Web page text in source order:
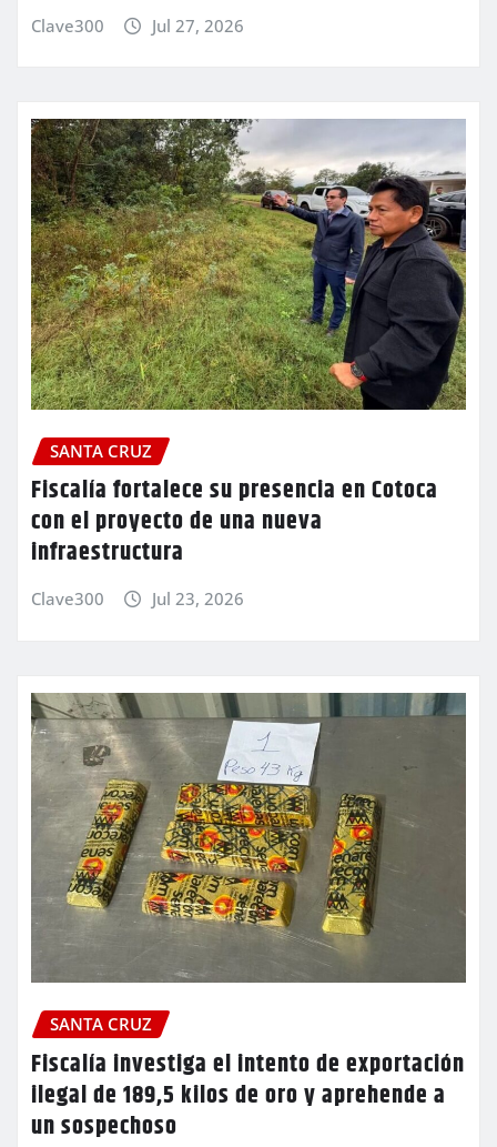
Clave300 Jul 27, 2026
SANTA CRUZ
Fiscalía fortalece su presencia en Cotoca
con el proyecto de una nueva
infraestructura
Clave300 Jul 23, 2026
SANTA CRUZ
Fiscalía investiga el intento de exportación
ilegal de 189,5 kilos de oro y aprehende a
un sospechoso